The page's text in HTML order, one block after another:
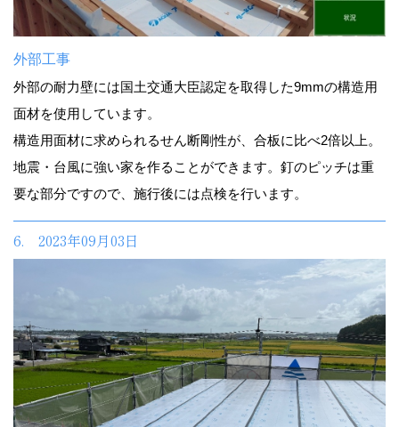
外部工事
外部の耐力壁には国土交通大臣認定を取得した9mmの構造用
面材を使用しています。
構造用面材に求められるせん断剛性が、合板に比べ2倍以上。
地震・台風に強い家を作ることができます。釘のピッチは重
要な部分ですので、施行後には点検を行います。
6. 2023年09月03日